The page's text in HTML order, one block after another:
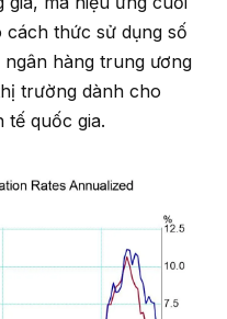
thức sử dụng số
hàng trung ương
trường dành cho
tế quốc gia.